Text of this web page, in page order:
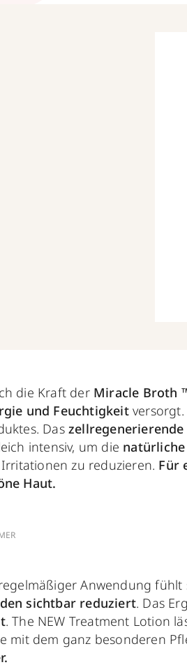
die Kraft derMiracle Broth
und Feuchtigkeitversorgt.
Daszellregenerierende
intensiv, um die
zu reduzieren. Für
Haut.
Anwendung fühlt
sichtbar reduziert. Das
. The NEW Treatment Lotion
mit dem ganz besonderen